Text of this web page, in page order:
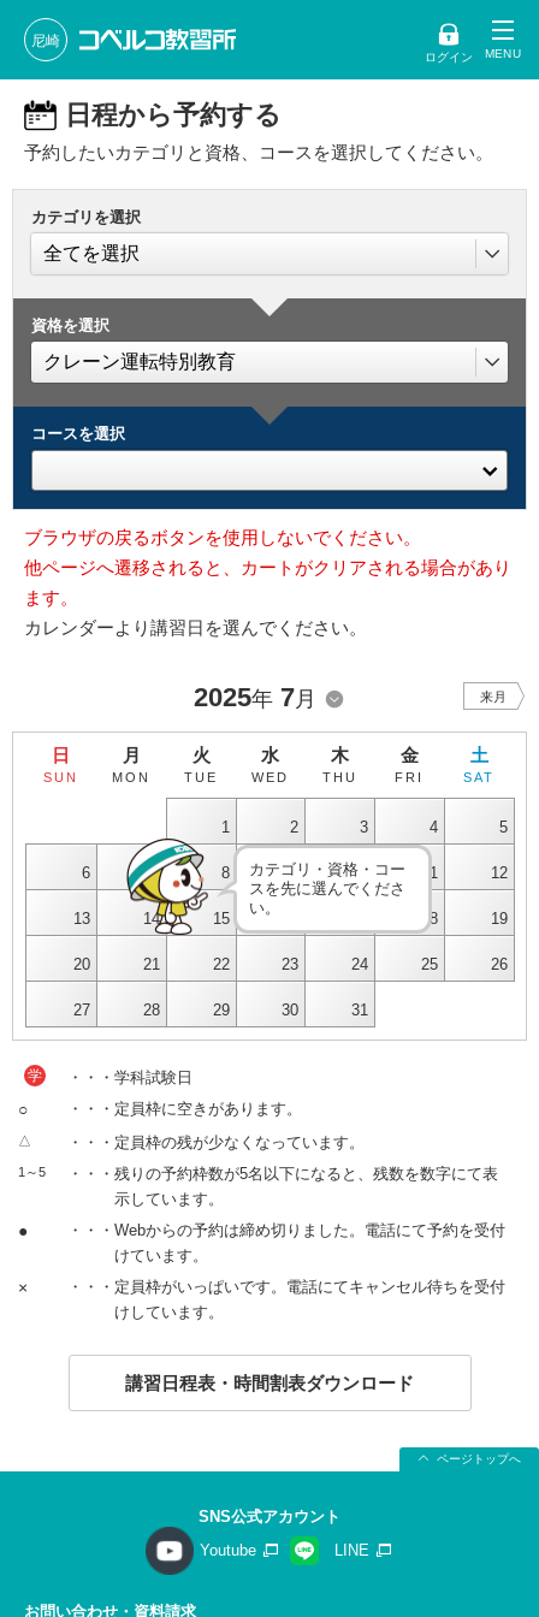
尼崎
ログイン
日程から予約する
予約したいカテゴリと資格、コースを選択してください。
カテゴリを選択
資格を選択
コースを選択
ブラウザの戻るボタンを使用しないでください。
他ページへ遷移されると、カートがクリアされる場合があり
ます。
カレンダーより講習日を選んでください。
2025年 7月 来月
日
SUN
月
MON
火
TUE
水
WED
木
THU
金
FRI
土
SAT
1 2 3 4 5
6 7 8 9 10 11 12
13 14 15 18 19
20 21 22 23 24 25 26
27 28 29 30 31
カテゴリ・資格・コー
スを先に選んでくださ
い。
学 ・・・学科試験日
○ ・・・定員枠に空きがあります。
△ ・・・定員枠の残が少なくなっています。
1～5
・・・残りの予約枠数が5名以下になると、残数を数字にて表
示しています。
●
・・・Webからの予約は締め切りました。電話にて予約を受付
けています。
×
・・・定員枠がいっぱいです。電話にてキャンセル待ちを受付
けしています。
講習日程表・時間割表ダウンロード
ページトップへ
SNS公式アカウント
Youtube
LINE
お問い合わせ・資料請求